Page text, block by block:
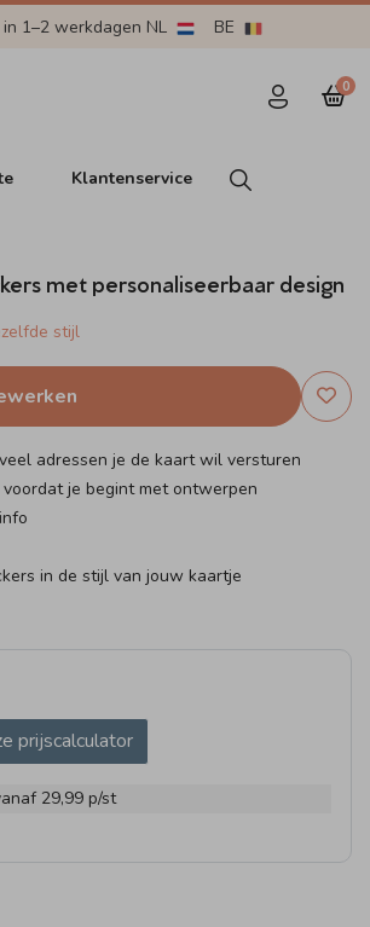
1–2 werkdagen NL BE
0
Klantenservice
97 X 45 MM
met personaliseerbaar design
stijl
adressen je de kaart wil versturen
je begint met ontwerpen
in de stijl van jouw kaartje
prijscalculator
29,99 p/st